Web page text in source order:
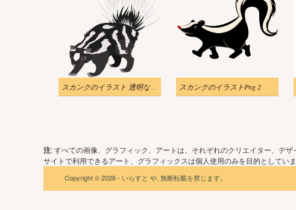
スカンクのイラスト 透明な背景 6 スカンクのイラストPng 2
注: すべての画像、グラフィック、アートは、それぞれのクリエイター、デ
サイトで利用できるアート、グラフィックスは個人使用のみを目的としてい
Copyright © 2026 - いらすと や. 無断転載を禁じます。